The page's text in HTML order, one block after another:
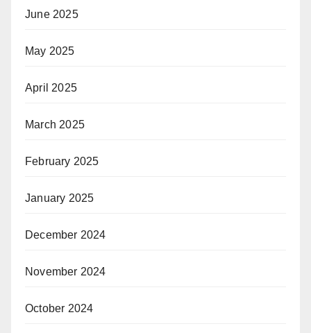
June 2025
May 2025
April 2025
March 2025
February 2025
January 2025
December 2024
November 2024
October 2024